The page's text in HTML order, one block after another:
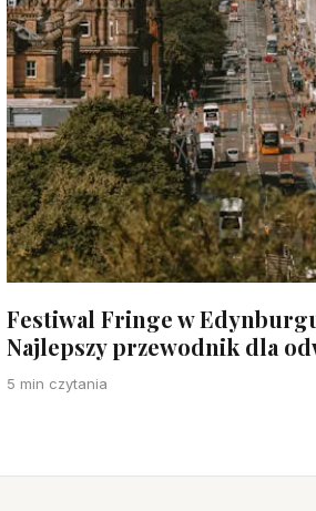
Festiwal Fringe w
Najlepszy przewodnik dla
5 min czytania